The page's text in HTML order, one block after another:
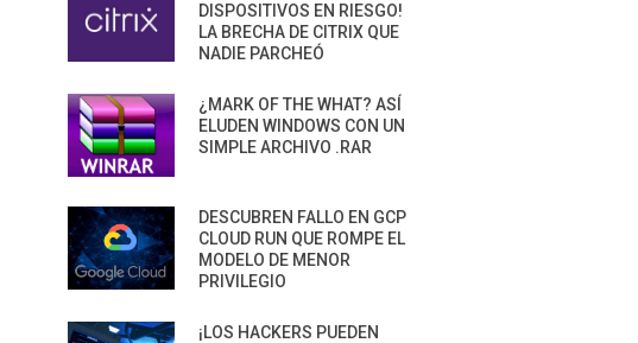
DISPOSITIVOS EN RIESGO!
LA BRECHA DE CITRIX QUE
NADIE PARCHEÓ
¿MARK OF THE WHAT? ASÍ
ELUDEN WINDOWS CON UN
SIMPLE ARCHIVO .RAR
DESCUBREN FALLO EN GCP
CLOUD RUN QUE ROMPE EL
MODELO DE MENOR
PRIVILEGIO
¡LOS HACKERS PUEDEN